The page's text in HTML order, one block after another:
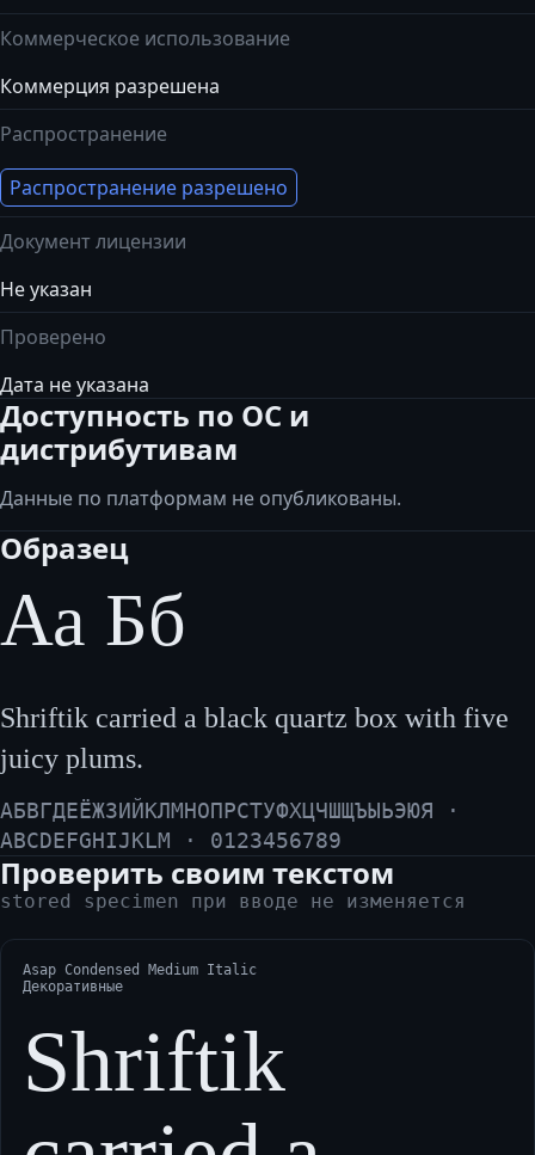
Коммерческое использование
Коммерция разрешена
Распространение
Распространение разрешено
Документ лицензии
Не указан
Проверено
Дата не указана
Доступность по ОС и
дистрибутивам
Данные по платформам не опубликованы.
Образец
Аа Бб
Shriftik carried a black quartz box with five
juicy plums.
АБВГДЕЁЖЗИЙКЛМНОПРСТУФХЦЧШЩЪЫЬЭЮЯ ·
ABCDEFGHIJKLM · 0123456789
Проверить своим текстом
stored specimen при вводе не изменяется
Asap Condensed Medium Italic
Декоративные
Shriftik